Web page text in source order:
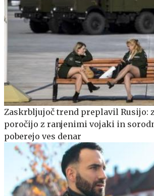
Zaskrbljujoč trend preplavil Rusijo:
poročijo z ranjenimi vojaki in
poberejo ves denar